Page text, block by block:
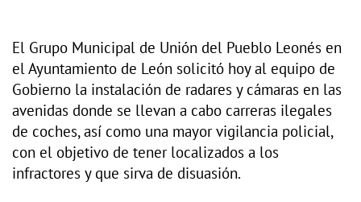
El Grupo Municipal de Unión del Pueblo Leonés en
el Ayuntamiento de León solicitó hoy al equipo de
Gobierno la instalación de radares y cámaras en las
avenidas donde se llevan a cabo carreras ilegales
de coches, así como una mayor vigilancia policial,
con el objetivo de tener localizados a los
infractores y que sirva de disuasión.